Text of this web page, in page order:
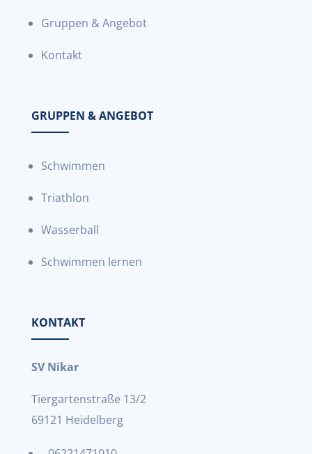
Gruppen & Angebot
Kontakt
GRUPPEN & ANGEBOT
Schwimmen
Triathlon
Wasserball
Schwimmen lernen
KONTAKT
SV Nikar
Tiergartenstraße 13/2
69121 Heidelberg